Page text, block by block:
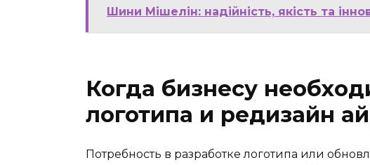
Шини Мішелін: надійність, якість та
Когда бизнесу
логотипа и редизайн
Потребность в разработке логотипа или